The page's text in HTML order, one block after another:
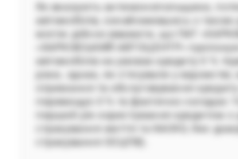
Як вказують антимонопольщики,
автомобілів, ознайомившись з такою
могли дійсно вважати, що ПАТ
«ХАРКІВСЬКИЙ АВТОЦЕНТР»
автомобілів на умовах кредиту 0 %
роки, однак, як з’ясували у відомстві,
отримання та обслуговування
перевищує 0 % та фактично складає
перший рік користування кредитом з
страхування життя та КАСКО, без
страхування ОСЦПВ).